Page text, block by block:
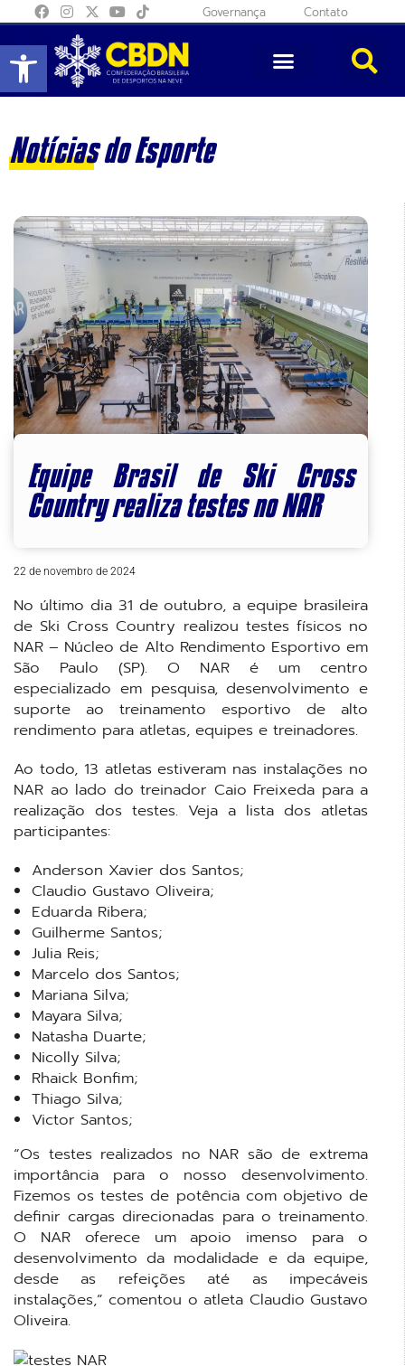
Abrir a barra de ferramentas
Governança Contato
Notícias do Esporte
Equipe Brasil de Ski Cross
Country realiza testes no NAR
22 de novembro de 2024
No último dia 31 de outubro, a equipe brasileira
de Ski Cross Country realizou testes físicos no
NAR – Núcleo de Alto Rendimento Esportivo em
São Paulo (SP). O NAR é um centro
especializado em pesquisa, desenvolvimento e
suporte ao treinamento esportivo de alto
rendimento para atletas, equipes e treinadores.
Ao todo, 13 atletas estiveram nas instalações no
NAR ao lado do treinador Caio Freixeda para a
realização dos testes. Veja a lista dos atletas
participantes:
Anderson Xavier dos Santos;
Claudio Gustavo Oliveira;
Eduarda Ribera;
Guilherme Santos;
Julia Reis;
Marcelo dos Santos;
Mariana Silva;
Mayara Silva;
Natasha Duarte;
Nicolly Silva;
Rhaick Bonfim;
Thiago Silva;
Victor Santos;
“Os testes realizados no NAR são de extrema
importância para o nosso desenvolvimento.
Fizemos os testes de potência com objetivo de
definir cargas direcionadas para o treinamento.
O NAR oferece um apoio imenso para o
desenvolvimento da modalidade e da equipe,
desde as refeições até as impecáveis
instalações,” comentou o atleta Claudio Gustavo
Oliveira.